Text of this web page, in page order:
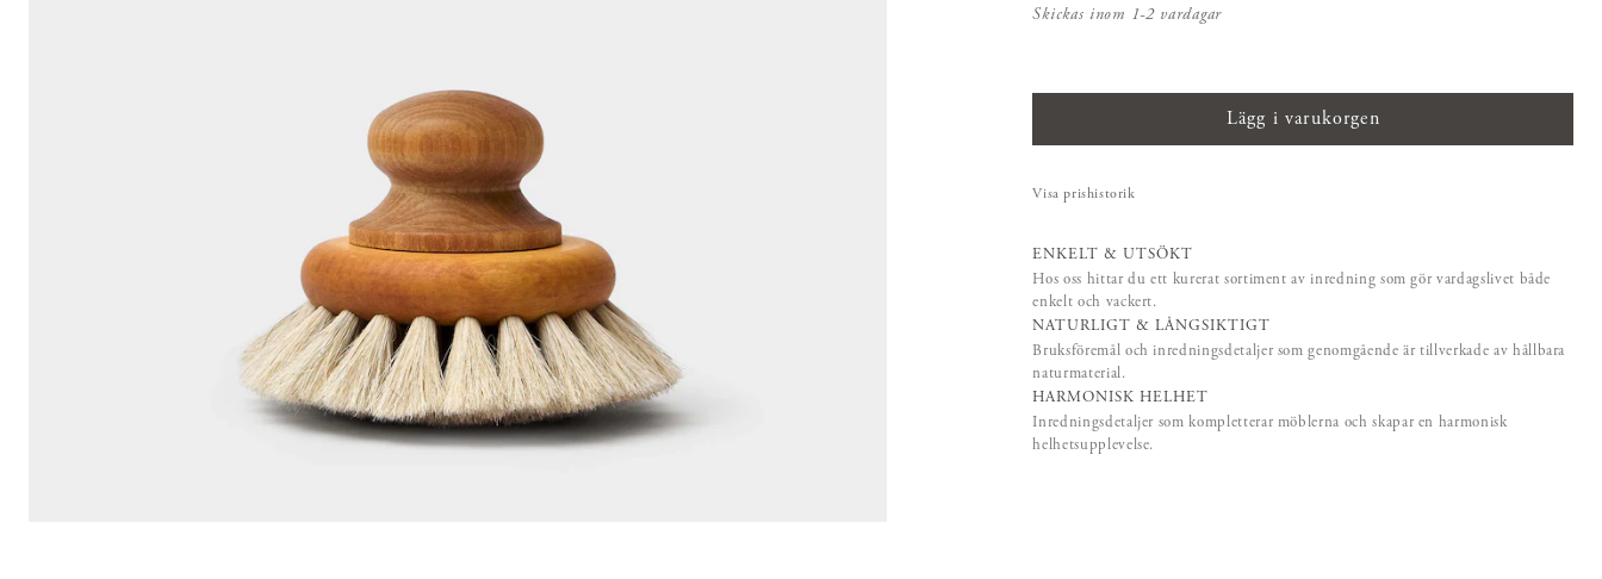
Skickas inom 1-2 vardagar
Lägg i varukorgen
Visa prishistorik
ENKELT & UTSÖKT
Hos oss hittar du ett kurerat sortiment av inredning som gör vardagslivet både
enkelt och vackert.
NATURLIGT & LÅNGSIKTIGT
Bruksföremål och inredningsdetaljer som genomgående är tillverkade av hållbara
naturmaterial.
HARMONISK HELHET
Inredningsdetaljer som kompletterar möblerna och skapar en harmonisk
helhetsupplevelse.